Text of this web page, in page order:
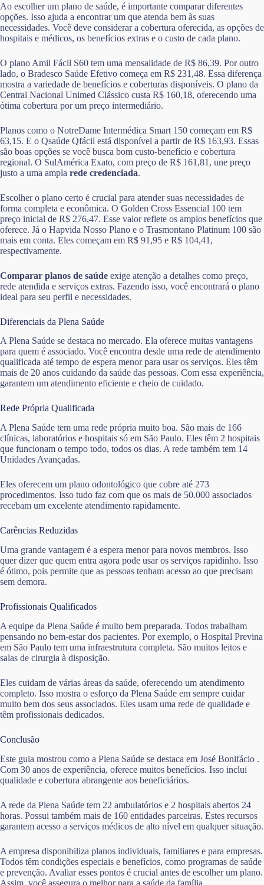
Ao escolher um plano de saúde, é importante comparar diferentes
opções. Isso ajuda a encontrar um que atenda bem às suas
necessidades. Você deve considerar a cobertura oferecida, as opções de
hospitais e médicos, os benefícios extras e o custo de cada plano.
O plano Amil Fácil S60 tem uma mensalidade de R$ 86,39. Por outro
lado, o Bradesco Saúde Efetivo começa em R$ 231,48. Essa diferença
mostra a variedade de benefícios e coberturas disponíveis. O plano da
Central Nacional Unimed Clássico custa R$ 160,18, oferecendo uma
ótima cobertura por um preço intermediário.
Planos como o NotreDame Intermédica Smart 150 começam em R$
63,15. E o Qsaúde Qfácil está disponível a partir de R$ 163,93. Essas
são boas opções se você busca bom custo-benefício e cobertura
regional. O SulAmérica Exato, com preço de R$ 161,81, une preço
justo a uma ampla rede credenciada.
Escolher o plano certo é crucial para atender suas necessidades de
forma completa e econômica. O Golden Cross Essencial 100 tem
preço inicial de R$ 276,47. Esse valor reflete os amplos benefícios que
oferece. Já o Hapvida Nosso Plano e o Trasmontano Platinum 100 são
mais em conta. Eles começam em R$ 91,95 e R$ 104,41,
respectivamente.
Comparar planos de saúde exige atenção a detalhes como preço,
rede atendida e serviços extras. Fazendo isso, você encontrará o plano
ideal para seu perfil e necessidades.
Diferenciais da Plena Saúde
A Plena Saúde se destaca no mercado. Ela oferece muitas vantagens
para quem é associado. Você encontra desde uma rede de atendimento
qualificada até tempo de espera menor para usar os serviços. Eles têm
mais de 20 anos cuidando da saúde das pessoas. Com essa experiência,
garantem um atendimento eficiente e cheio de cuidado.
Rede Própria Qualificada
A Plena Saúde tem uma rede própria muito boa. São mais de 166
clínicas, laboratórios e hospitais só em São Paulo. Eles têm 2 hospitais
que funcionam o tempo todo, todos os dias. A rede também tem 14
Unidades Avançadas.
Eles oferecem um plano odontológico que cobre até 273
procedimentos. Isso tudo faz com que os mais de 50.000 associados
recebam um excelente atendimento rapidamente.
Carências Reduzidas
Uma grande vantagem é a espera menor para novos membros. Isso
quer dizer que quem entra agora pode usar os serviços rapidinho. Isso
é ótimo, pois permite que as pessoas tenham acesso ao que precisam
sem demora.
Profissionais Qualificados
A equipe da Plena Saúde é muito bem preparada. Todos trabalham
pensando no bem-estar dos pacientes. Por exemplo, o Hospital Previna
em São Paulo tem uma infraestrutura completa. São muitos leitos e
salas de cirurgia à disposição.
Eles cuidam de várias áreas da saúde, oferecendo um atendimento
completo. Isso mostra o esforço da Plena Saúde em sempre cuidar
muito bem dos seus associados. Eles usam uma rede de qualidade e
têm profissionais dedicados.
Conclusão
Este guia mostrou como a Plena Saúde se destaca em José Bonifácio .
Com 30 anos de experiência, oferece muitos benefícios. Isso inclui
qualidade e cobertura abrangente aos beneficiários.
A rede da Plena Saúde tem 22 ambulatórios e 2 hospitais abertos 24
horas. Possui também mais de 160 entidades parceiras. Estes recursos
garantem acesso a serviços médicos de alto nível em qualquer situação.
A empresa disponibiliza planos individuais, familiares e para empresas.
Todos têm condições especiais e benefícios, como programas de saúde
e prevenção. Avaliar esses pontos é crucial antes de escolher um plano.
Assim, você assegura o melhor para a saúde da família.